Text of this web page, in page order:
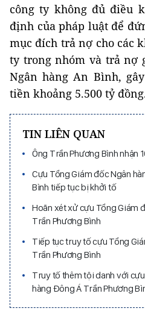
công ty không đủ điều
định của pháp luật để
mục đích trả nợ cho các
ty trong nhóm và trả nợ
Ngân hàng An Bình,
tiền khoảng 5.500 tỷ
TIN LIÊN QUAN
Ông Trần Phương Bình nhận
Cựu Tổng Giám đốc Ngân
Bình tiếp tục bị khởi tố
Hoãn xét xử cựu Tổng Giám
Trần Phương Bình
Tiếp tục truy tố cựu Tổng
Trần Phương Bình
Truy tố thêm tội danh với
hàng Đông Á Trần Phương